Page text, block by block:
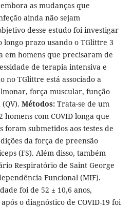
as mudanças que
ainda não sejam
desse estudo foi investigar
longo prazo usando o TGlittre 3
em homens que precisaram de
de terapia intensiva e
no TGlittre está associado a
força muscular, função
Métodos: Trata-se de um
com COVID longa que
submetidos aos testes de
da força de preensão
(FS). Além disso, também
Respiratório de Saint George
Funcional (MIF).
foi de 52 ± 10,6 anos,
o diagnóstico de COVID-19 foi